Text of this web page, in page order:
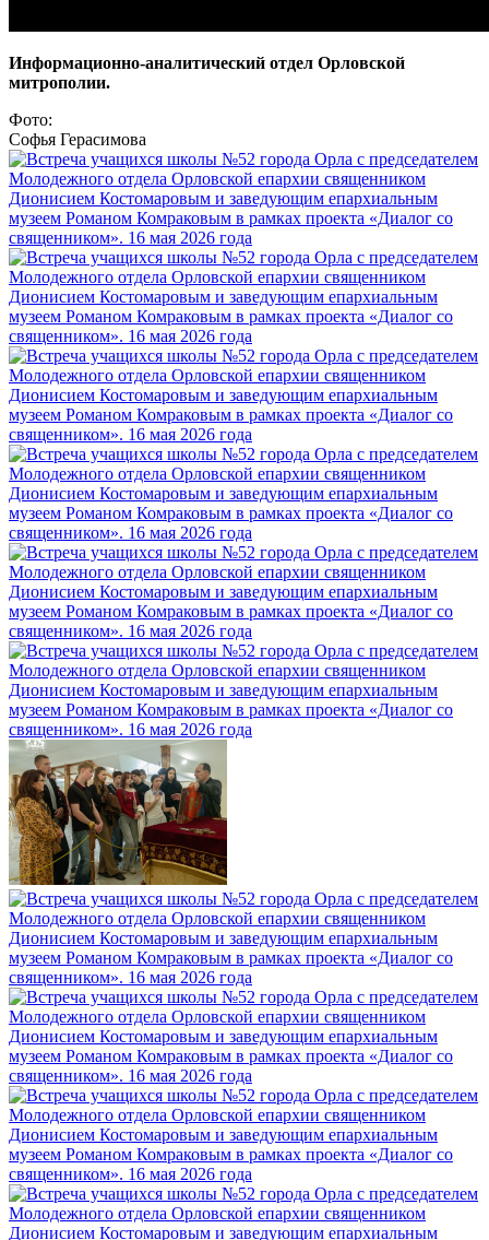
Информационно-аналитический отдел Орловской
митрополии.
Фото:
Софья Герасимова